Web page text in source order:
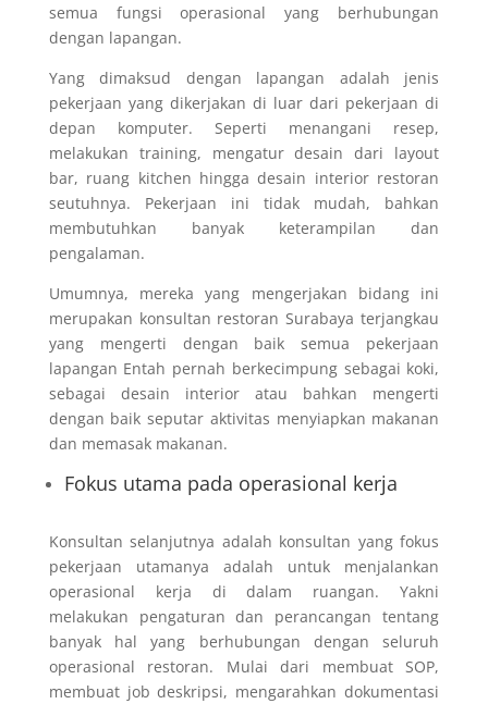
semua fungsi operasional yang berhubungan
dengan lapangan.
Yang dimaksud dengan lapangan adalah jenis
pekerjaan yang dikerjakan di luar dari pekerjaan di
depan komputer. Seperti menangani resep,
melakukan training, mengatur desain dari layout
bar, ruang kitchen hingga desain interior restoran
seutuhnya. Pekerjaan ini tidak mudah, bahkan
membutuhkan banyak keterampilan dan
pengalaman.
Umumnya, mereka yang mengerjakan bidang ini
merupakan konsultan restoran Surabaya terjangkau
yang mengerti dengan baik semua pekerjaan
lapangan Entah pernah berkecimpung sebagai koki,
sebagai desain interior atau bahkan mengerti
dengan baik seputar aktivitas menyiapkan makanan
dan memasak makanan.
Fokus utama pada operasional kerja
Konsultan selanjutnya adalah konsultan yang fokus
pekerjaan utamanya adalah untuk menjalankan
operasional kerja di dalam ruangan. Yakni
melakukan pengaturan dan perancangan tentang
banyak hal yang berhubungan dengan seluruh
operasional restoran. Mulai dari membuat SOP,
membuat job deskripsi, mengarahkan dokumentasi